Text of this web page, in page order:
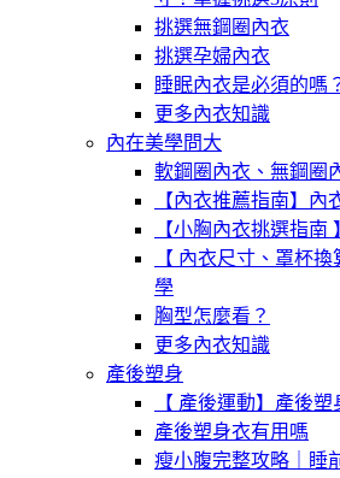
挑選無鋼圈內衣
挑選孕婦內衣
睡眠內衣是必須的嗎
更多內衣知識
內在美學問大
軟鋼圈內衣、無鋼圈
【內衣推薦指南】內
【小胸內衣挑選指南
【 內衣尺寸、罩杯
學
胸型怎麼看？
更多內衣知識
產後塑身
【 產後運動】產後
產後塑身衣有用嗎
瘦小腹完整攻略｜睡